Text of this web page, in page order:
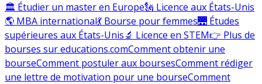
🏛 Étudier un master en Europe🗽 Licence aux États-Unis
🌎 MBA international💃 Bourse pour femmes🌉 Études
supérieures aux États-Unis🔬 Licence en STEM👉 Plus de
bourses sur educations.comComment obtenir une
bourseComment postuler aux boursesComment rédiger
une lettre de motivation pour une bourseComment